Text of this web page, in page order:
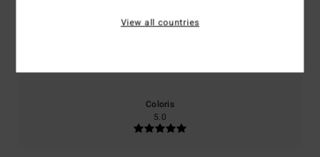
Coloris
5.0
View all countries